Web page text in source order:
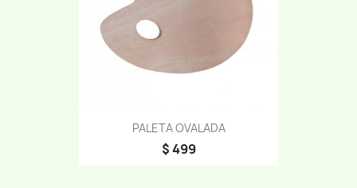
PALETA OVALADA
$ 499